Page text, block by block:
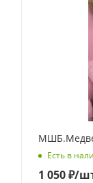
Есть в
1 050₽/